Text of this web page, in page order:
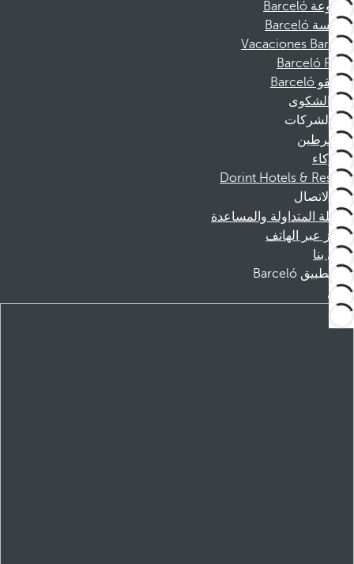
مجموعة Barceló
مؤسسة Barceló
Vacaciones Barceló
Barceló Films
موظفو Barceló
قناة الشكوى
الشركات
المنخرطين
الشركاء
Dorint Hotels & Resorts
الاتصال
الأسئلة المتداولة والمساعدة
الحجز عبر الهاتف
اتصل بنا
تطبيق Barceló
تنزيل